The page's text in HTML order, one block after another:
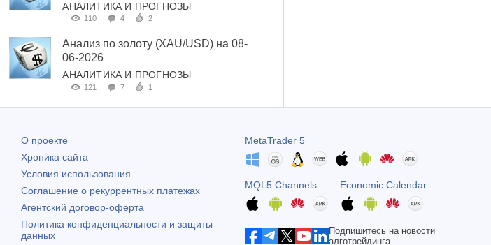
АНАЛИТИКА И ПРОГНОЗЫ
110 4 2
Анализ по золоту (XAU/USD) на 08-
06-2026
АНАЛИТИКА И ПРОГНОЗЫ
121 7 1
О проекте
Хроника сайта
Условия использования
Соглашение о рекуррентных платежах
Агентский договор-оферта
Политика конфиденциальности и защиты
данных
MetaTrader 5
MQL5 Channels Economic Calendar
Подпишитесь на новости
алготрейдинга